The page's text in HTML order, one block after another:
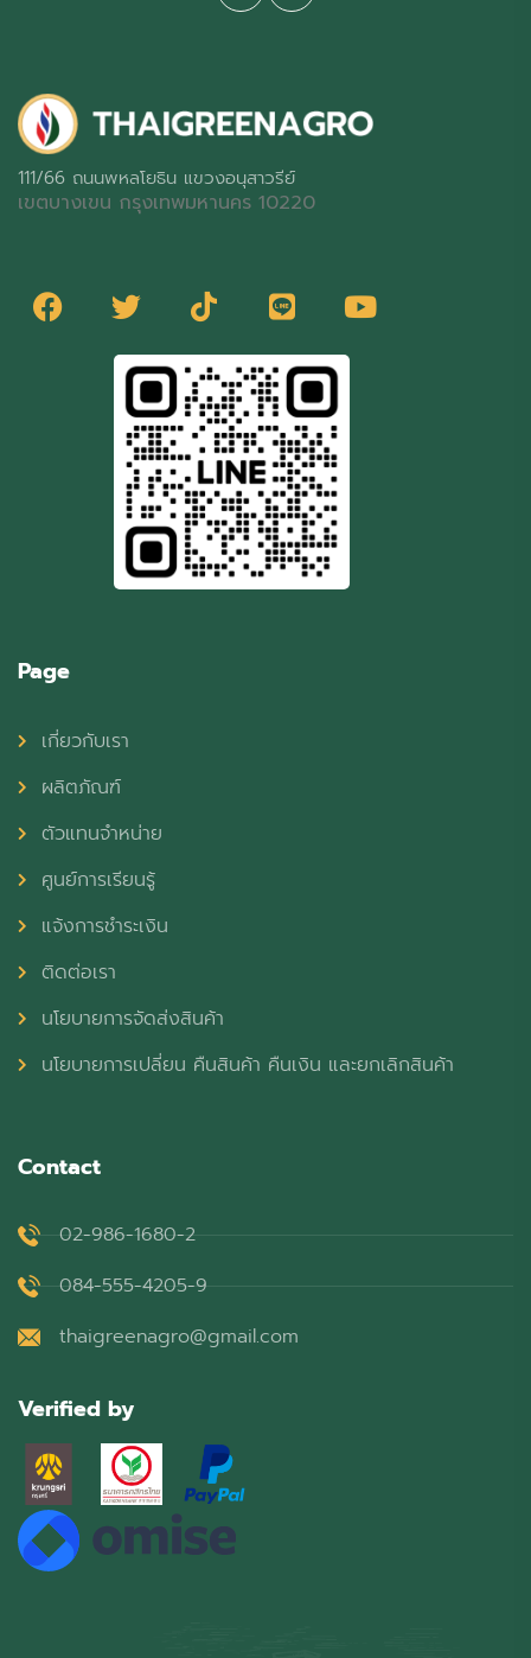
111/66 ถนนพหลโยธิน แขวงอนุสาวรีย์
เขตบางเขน กรุงเทพมหานคร 10220
Page
เกี่ยวกับเรา
ผลิตภัณฑ์
ตัวแทนจำหน่าย
ศูนย์การเรียนรู้
แจ้งการชำระเงิน
ติดต่อเรา
นโยบายการจัดส่งสินค้า
นโยบายการเปลี่ยน คืนสินค้า คืนเงิน และยกเลิกสินค้า
Contact
02-986-1680-2
084-555-4205-9
thaigreenagro@gmail.com
Verified by